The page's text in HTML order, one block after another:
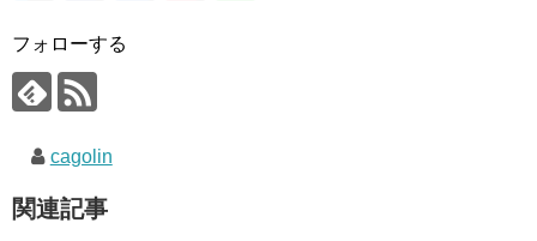
フォローする
cagolin
関連記事